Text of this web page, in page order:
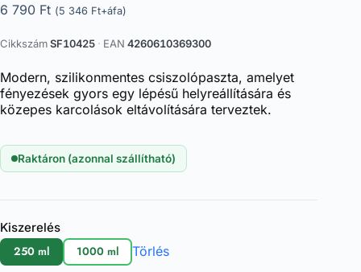
6 790 Ft (5 346 Ft+áfa)
CikkszámSF10425 · EAN 4260610369300
Modern, szilikonmentes csiszolópaszta, amelyet
fényezések gyors egy lépésű helyreállítására és
közepes karcolások eltávolítására terveztek.
Raktáron (azonnal szállítható)
Kiszerelés
250 ml 1000 ml Törlés